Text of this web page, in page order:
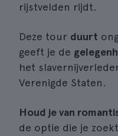
rijstvelden rijdt.
Deze tour duurt
geeft je de
het
Verenigde Staten.
Houd je van
de optie die je